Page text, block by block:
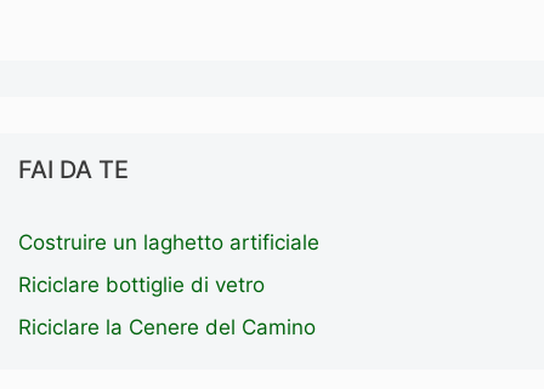
FAI DA TE
Costruire un laghetto artificiale
Riciclare bottiglie di vetro
Riciclare la Cenere del Camino